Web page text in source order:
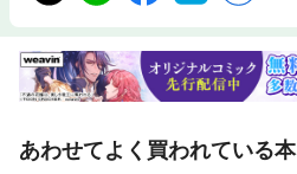
あわせてよく買われている本